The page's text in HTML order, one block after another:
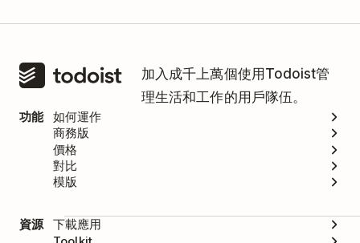
加入成千上萬個使用Todoist管
理生活和工作的用戶隊伍。
功能
如何運作
商務版
價格
對比
模版
資源
下載應用